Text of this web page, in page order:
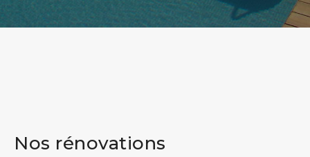
Nos rénovations